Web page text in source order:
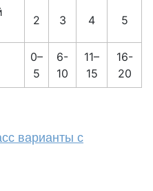
2 3 4 5
0–
5
6-
10
11–
15
16-
20
варианты с